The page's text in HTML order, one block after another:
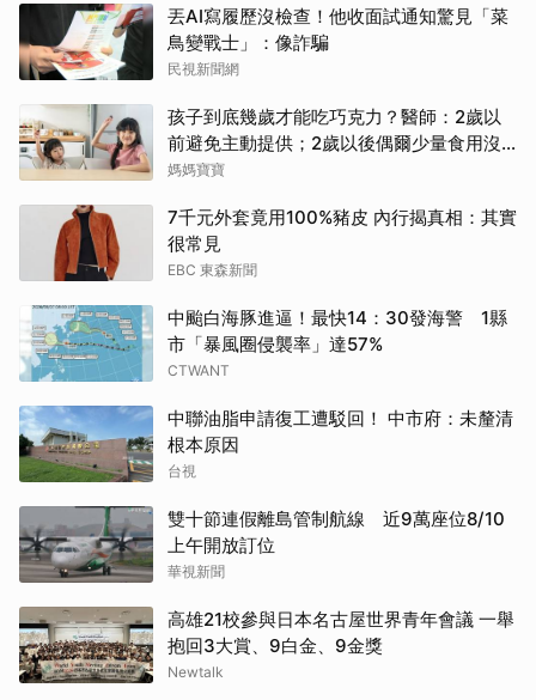
丟AI寫履歷沒檢查！他收面試通知驚見「菜
鳥變戰士」：像詐騙
民視新聞網
孩子到底幾歲才能吃巧克力？醫師：2歲以
前避免主動提供；2歲以後偶爾少量食用沒
問題
媽媽寶寶
7千元外套竟用100%豬皮 內行揭真相：其實
很常見
EBC 東森新聞
中颱白海豚進逼！最快14：30發海警 1縣
市「暴風圈侵襲率」達57%
CTWANT
中聯油脂申請復工遭駁回！ 中市府：未釐清
根本原因
台視
雙十節連假離島管制航線 近9萬座位8/10
上午開放訂位
華視新聞
高雄21校參與日本名古屋世界青年會議 一舉
抱回3大賞、9白金、9金獎
Newtalk